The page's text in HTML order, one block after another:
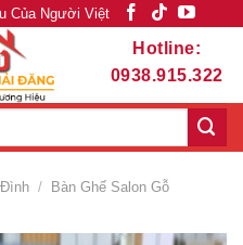
Của Người Việt
Hotline:
0938.915.322
/ Bàn Ghế Salon Gỗ